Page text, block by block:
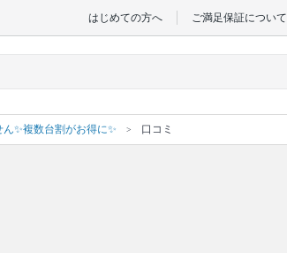
はじめての方へ ご満足保証について
✨複数台割がお得に✨ 口コミ